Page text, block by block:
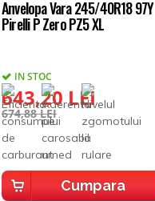
Anvelopa Vara 245/40R18 97Y
Pirelli P Zero PZ5 XL
IN STOC
643,20 LEI
674,88 LEI
Cumpara